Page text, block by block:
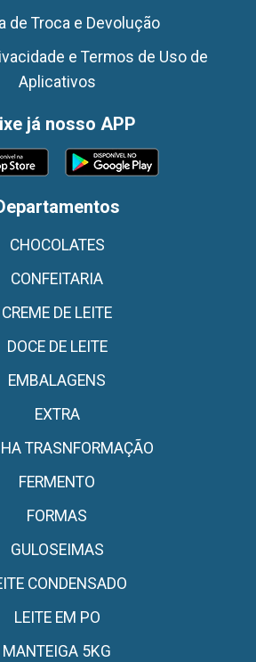
de Troca e Devolução
e Termos de Uso de
Aplicativos
já nosso APP
CHOCOLATES
CONFEITARIA
CREME DE LEITE
DOCE DE LEITE
EMBALAGENS
EXTRA
TRASNFORMAÇÃO
FERMENTO
FORMAS
GULOSEIMAS
CONDENSADO
LEITE EM PO
MANTEIGA 5KG